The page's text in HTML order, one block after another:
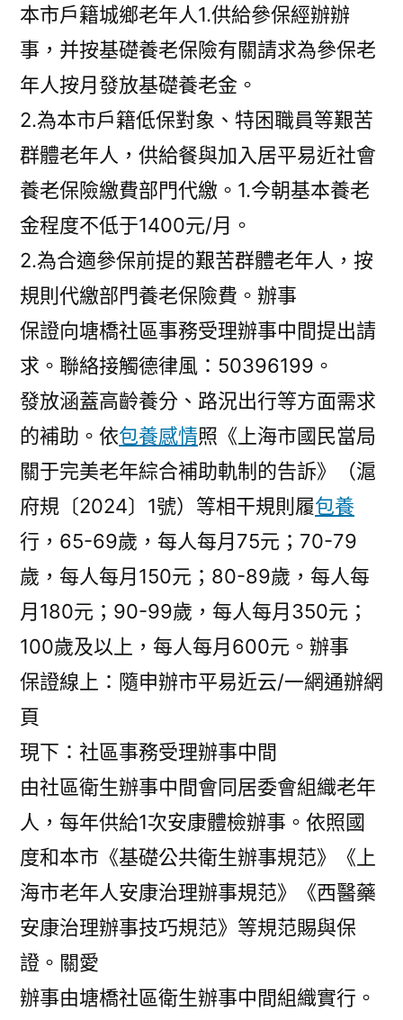
本市戶籍城鄉老年人1.供給參保經辦辦
事，并按基礎養老保險有關請求為參保老
年人按月發放基礎養老金。
2.為本市戶籍低保對象、特困職員等艱苦
群體老年人，供給餐與加入居平易近社會
養老保險繳費部門代繳。1.今朝基本養老
金程度不低于1400元/月。
2.為合適參保前提的艱苦群體老年人，按
規則代繳部門養老保險費。辦事
保證向塘橋社區事務受理辦事中間提出請
求。聯絡接觸德律風：50396199。
發放涵蓋高齡養分、路況出行等方面需求
的補助。依包養感情照《上海市國民當局
關于完美老年綜合補助軌制的告訴》（滬
府規〔2024〕1號）等相干規則履包養
行，65-69歲，每人每月75元；70-79
歲，每人每月150元；80-89歲，每人每
月180元；90-99歲，每人每月350元；
100歲及以上，每人每月600元。辦事
保證線上：隨申辦市平易近云/一網通辦網
頁
現下：社區事務受理辦事中間
由社區衛生辦事中間會同居委會組織老年
人，每年供給1次安康體檢辦事。依照國
度和本市《基礎公共衛生辦事規范》《上
海市老年人安康治理辦事規范》《西醫藥
安康治理辦事技巧規范》等規范賜與保
證。關愛
辦事由塘橋社區衛生辦事中間組織實行。